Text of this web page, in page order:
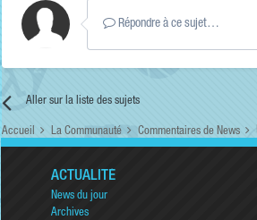
Répondre à ce sujet…
Aller sur la liste des sujets
Accueil La Communauté Commentaires de News
ACTUALITÉ
News du jour
Archives